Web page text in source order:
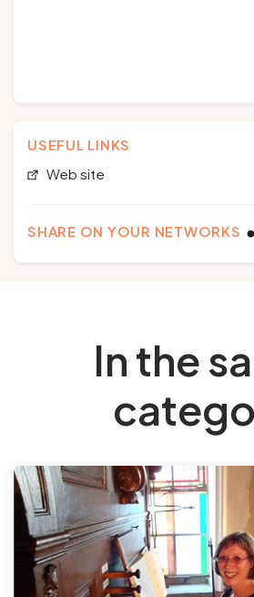
USEFUL LINKS
Web site
SHARE ON YOUR NETWORKS
In the